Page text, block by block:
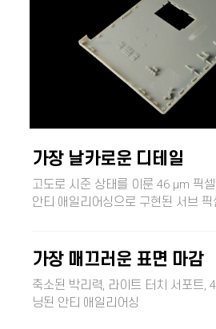
가장 날카로운 디테일
고도로 시준 상태를 이룬 46 µm 픽
안티 애일리어싱으로 구현된 서브 픽
가장 매끄러운 표면 마감
축소된 박리력, 라이트 터치 서포트,
닝된 안티 애일리어싱